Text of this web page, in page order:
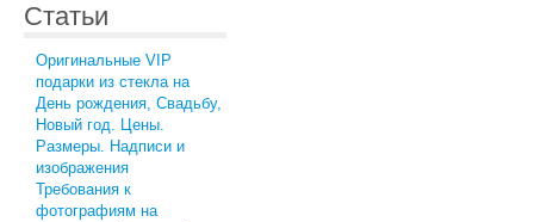
Статьи
Оригинальные VIP
подарки из стекла на
День рождения, Свадьбу,
Новый год. Цены.
Размеры. Надписи и
изображения
Требования к
фотографиям на